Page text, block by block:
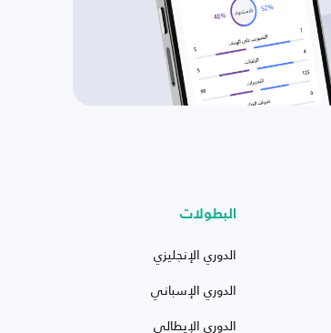
البطولات
الدوري الإنجليزي
الدوري الإسباني
الدوري الإيطالي